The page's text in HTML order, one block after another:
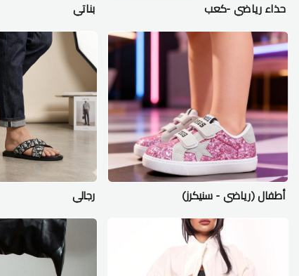
حذاء رياضي -كعب بناتي
أطفال (رياضي - سنيكرز) رجالي